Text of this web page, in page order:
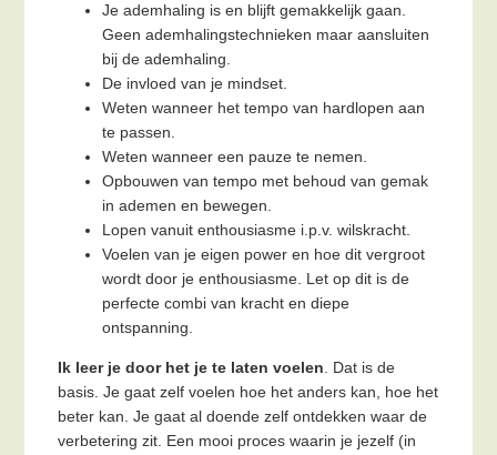
Je ademhaling is en blijft gemakkelijk gaan.
Geen ademhalingstechnieken maar aansluiten
bij de ademhaling.
De invloed van je mindset.
Weten wanneer het tempo van hardlopen aan
te passen.
Weten wanneer een pauze te nemen.
Opbouwen van tempo met behoud van gemak
in ademen en bewegen.
Lopen vanuit enthousiasme i.p.v. wilskracht.
Voelen van je eigen power en hoe dit vergroot
wordt door je enthousiasme. Let op dit is de
perfecte combi van kracht en diepe
ontspanning.
Ik leer je door het je te laten voelen . Dat is de
basis. Je gaat zelf voelen hoe het anders kan, hoe het
beter kan. Je gaat al doende zelf ontdekken waar de
verbetering zit. Een mooi proces waarin je jezelf (in